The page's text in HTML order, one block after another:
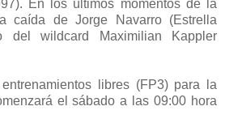
En los últimos momentos de la
caída de Jorge Navarro (Estrella
del wildcard Maximilian Kappler
libres (FP3) para la
el sábado a las 09:00 hora